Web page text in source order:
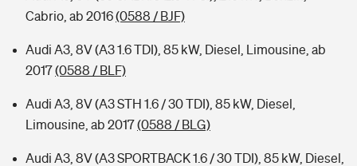
Cabrio, ab 2016(0588 / BJF)
Audi A3, 8V (A3 1.6 TDI), 85 kW, Diesel, Limousine, ab
2017(0588 / BLF)
Audi A3, 8V (A3 STH 1.6 / 30 TDI), 85 kW, Diesel,
Limousine, ab 2017(0588 / BLG)
Audi A3, 8V (A3 SPORTBACK 1.6 / 30 TDI), 85 kW, Diesel,